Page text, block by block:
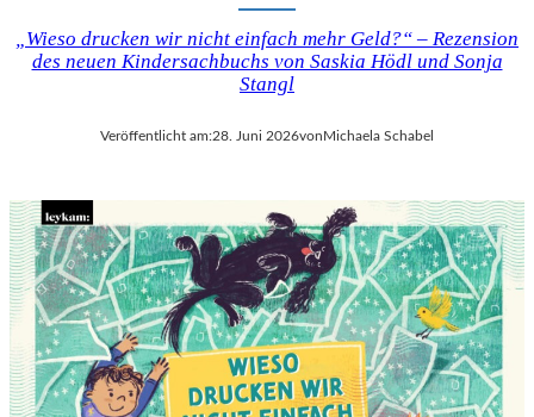
„Wieso drucken wir nicht einfach mehr Geld?“ – Rezension
des neuen Kindersachbuchs von Saskia Hödl und Sonja
Stangl
Veröffentlicht am:28. Juni 2026von Michaela Schabel